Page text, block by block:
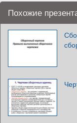
Похожие